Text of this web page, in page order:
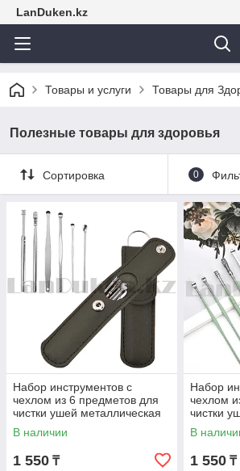
LanDuken.kz
Товары и услуги Товары для
Полезные товары для здоровья
Сортировка 0
Набор инструментов с
чехлом из 6 предметов для
чистки ушей металлическая
черная
В наличии
1 550 ₸
Набор
чехлом
чистки
В
1 550 ₸